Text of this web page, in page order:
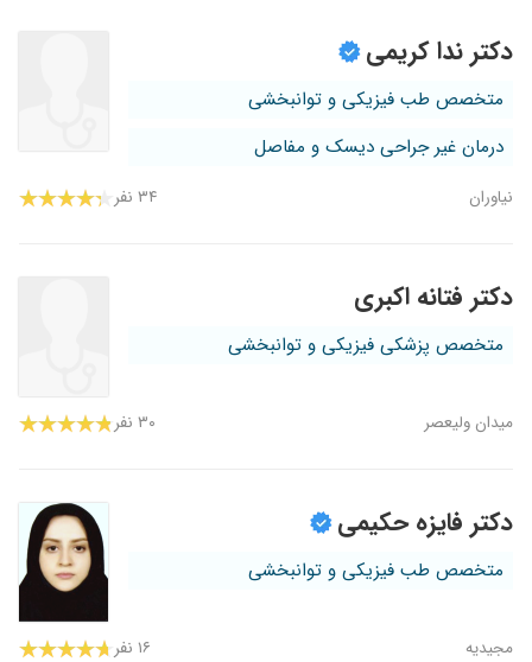
دکتر ندا کریمی
متخصص طب فیزیکی و توانبخشی
درمان غیر جراحی دیسک و مفاصل
نیاوران ۳۴ نفر
دکتر فتانه اکبری
متخصص پزشکی فیزیکی و توانبخشی
میدان ولیعصر ۳۰ نفر
دکتر فایزه حکیمی
متخصص طب فیزیکی و توانبخشی
مجیدیه ۱۶ نفر